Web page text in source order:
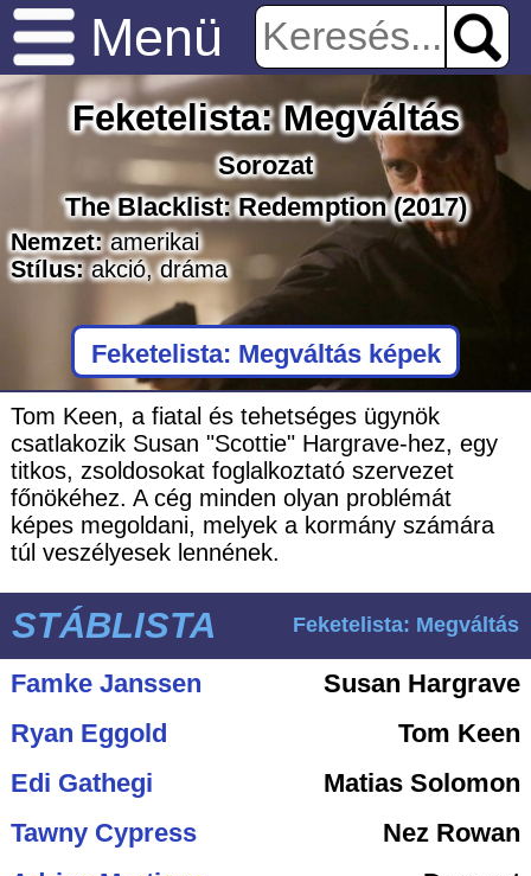
Menü
Feketelista: Megváltás
Sorozat
The Blacklist: Redemption(2017)
Nemzet: amerikai
Stílus: akció,dráma
Feketelista: Megváltás képek
Tom Keen, a fiatal és tehetséges ügynök
csatlakozik Susan "Scottie" Hargrave-hez, egy
titkos, zsoldosokat foglalkoztató szervezet
főnökéhez. A cég minden olyan problémát
képes megoldani, melyek a kormány számára
túl veszélyesek lennének.
STÁBLISTA Feketelista: Megváltás
Famke Janssen
Susan Hargrave
Ryan Eggold
Tom Keen
Edi Gathegi
Matias Solomon
Tawny Cypress
Nez Rowan